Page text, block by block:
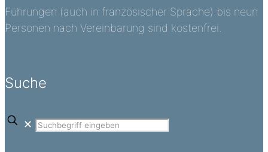
Führungen (auch in französischer Sprache) bis neun
Personen nach Vereinbarung sind kostenfrei.
Suche
✕